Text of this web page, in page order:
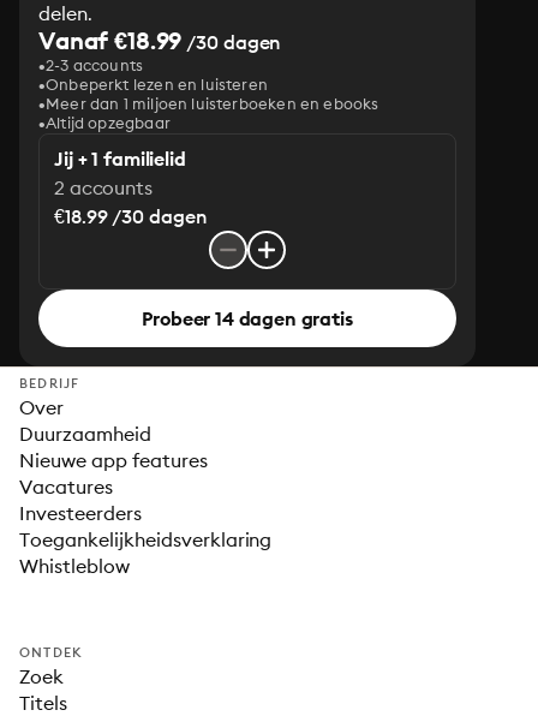
delen.
Vanaf €18.99 /30 dagen
2-3 accounts
Onbeperkt lezen en luisteren
Meer dan 1 miljoen luisterboeken en ebooks
Altijd opzegbaar
Jij + 1 familielid
2 accounts
€18.99 /30 dagen
Probeer 14 dagen gratis
BEDRIJF
Over
Duurzaamheid
Nieuwe app features
Vacatures
Investeerders
Toegankelijkheidsverklaring
Whistleblow
ONTDEK
Zoek
Titels